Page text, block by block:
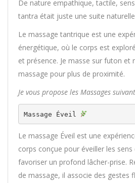
De nature empathique, tactile,
tantra était juste une suite
Le massage tantrique est une
énergétique, où le corps est
et présence. Je masse sur futon et
massage pour plus de proximité.
Je vous propose les Massages
Massage Éveil
Le massage Éveil est une
corps conçue pour éveiller les
favoriser un profond lâcher-prise.
de massage, il associe des gestes